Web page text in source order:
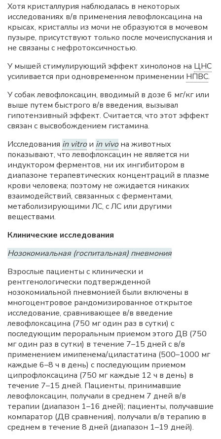
Хотя кристаллурия наблюдалась в некоторых
исследованиях в/в применения левофлоксацина на
крысах, кристаллы из мочи не образуются в мочевом
пузыре, присутствуют только после мочеиспускания и
не связаны с нефротоксичностью.
У мышей стимулирующий эффект хинолонов на ЦНС
усиливается при одновременном применении НПВС.
У собак левофлоксацин, вводимый в дозе 6 мг/кг или
выше путем быстрого в/в введения, вызывал
гипотензивный эффект. Считается, что этот эффект
связан с высвобождением гистамина.
Исследования in vitroи in vivoна животных
показывают, что левофлоксацин не является ни
индуктором ферментов, ни их ингибитором в
диапазоне терапевтических концентраций в плазме
крови человека; поэтому не ожидается никаких
взаимодействий, связанных с ферментами,
метаболизирующими ЛС, с ЛС или другими
веществами.
Клинические исследования
Нозокомиальная (госпитальная) пневмония
Взрослые пациенты с клинически и
рентгенологически подтвержденной
нозокомиальной пневмонией были включены в
многоцентровое рандомизированное открытое
исследование, сравнивающее в/в введение
левофлоксацина (750 мг один раз в сутки) с
последующим пероральным приемом этого ДВ (750
мг один раз в сутки) в течение 7–15 дней с в/в
применением имипенема/циластатина (500–1000 мг
каждые 6–8 ч в день) с последующим приемом
ципрофлоксацина (750 мг каждые 12 ч в день) в
течение 7–15 дней. Пациенты, принимавшие
левофлоксацин, получали в среднем 7 дней в/в
терапии (диапазон 1–16 дней); пациенты, получавшие
компаратор (ДВ сравнения), получали в/в терапию в
среднем в течение 8 дней (диапазон 1–19 дней).